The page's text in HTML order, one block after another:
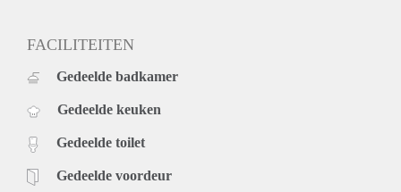
FACILITEITEN
Gedeelde badkamer
Gedeelde keuken
Gedeelde toilet
Gedeelde voordeur